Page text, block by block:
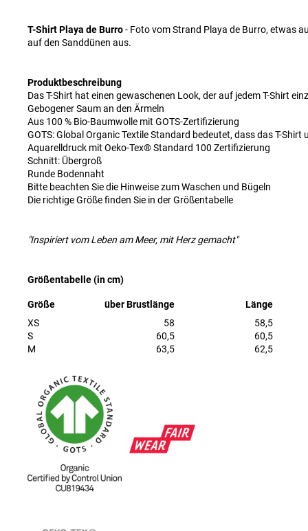
T-Shirt Playa de Burro- Foto vom Strand Playa de Burro, etwas
auf den Sanddünen aus.
Produktbeschreibung
Das T-Shirt hat einen gewaschenen Look, der auf jedem T-Shirt
Gebogener Saum an den Ärmeln
Aus 100 % Bio-Baumwolle mit GOTS-Zertifizierung
GOTS: Global Organic Textile Standard bedeutet, dass das T-
Aquarelldruck mit Oeko-Tex® Standard 100 Zertifizierung
Schnitt: Übergroß
Runde Bodennaht
Bitte beachten Sie die Hinweise zum Waschen und Bügeln
Die richtige Größe finden Sie in der Größentabelle
"Inspiriert vom Leben am Meer, mit Herz gemacht"
Größentabelle (in cm)
Größe über Brustlänge Länge
XS
58 58,5
S
60,5 60,5
M
63,5 62,5